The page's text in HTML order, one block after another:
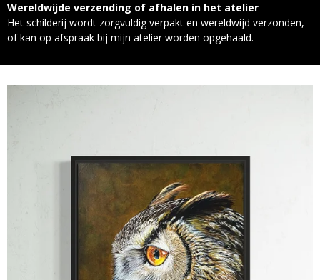
Wereldwijde verzending of afhalen in het atelier
Het schilderij wordt zorgvuldig verpakt en wereldwijd verzonden,
of kan op afspraak bij mijn atelier worden opgehaald.